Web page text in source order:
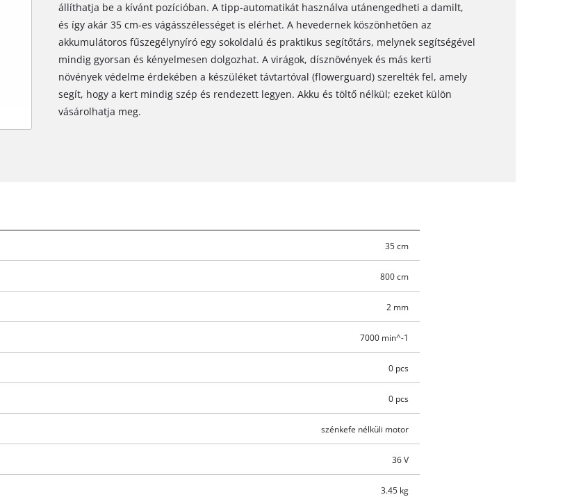
szükségünk van az Ön jóváhagyására!
This content is not permitted to load due
állíthatja be a kívánt pozícióban. A tipp-automatikát használva utánengedheti a damilt,
és így akár 35 cm-es vágásszélességet is elérhet. A hevedernek köszönhetően az
akkumulátoros fűszegélynyíró egy sokoldalú és praktikus segítőtárs, melynek segítségével
mindig gyorsan és kényelmesen dolgozhat. A virágok, dísznövények és más kerti
növények védelme érdekében a készüléket távtartóval (flowerguard) szerelték fel, amely
segít, hogy a kert mindig szép és rendezett legyen. Akku és töltő nélkül; ezeket külön
vásárolhatja meg.
35 cm
800 cm
2 mm
7000 min^-1
0 pcs
0 pcs
szénkefe nélküli motor
36 V
3.45 kg